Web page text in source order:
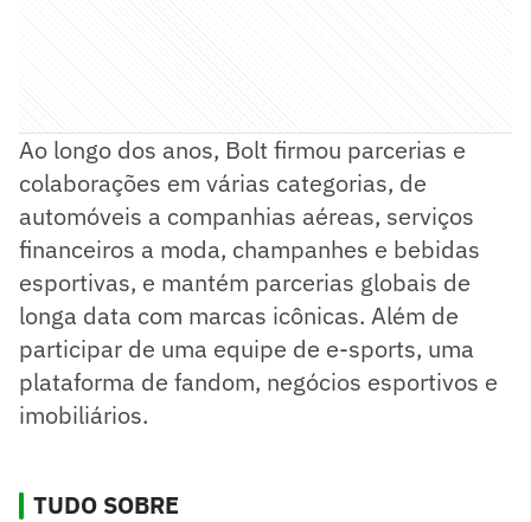
Ao longo dos anos, Bolt firmou parcerias e
colaborações em várias categorias, de
automóveis a companhias aéreas, serviços
financeiros a moda, champanhes e bebidas
esportivas, e mantém parcerias globais de
longa data com marcas icônicas. Além de
participar de uma equipe de e-sports, uma
plataforma de fandom, negócios esportivos e
imobiliários.
TUDO SOBRE